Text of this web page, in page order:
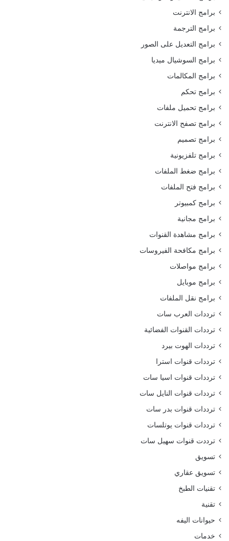
برامج الانترنت
برامج الترجمة
برامج التعديل على الصور
برامج السوشيال ميديا
برامج المكالمات
برامج تحكم
برامج تحميل ملفات
برامج تصفح الانترنت
برامج تصميم
برامج تلفزيونية
برامج ضغط الملفات
برامج فتح الملفات
برامج كمبيوتر
برامج مجانية
برامج مشاهدة القنوات
برامج مكافحة الفيروسات
برامج مواصلات
برامج موبايل
برامج نقل الملفات
ترددات العرب سات
ترددات القنوات الفضائية
ترددات الهوت بيرد
ترددات قنوات استرا
ترددات قنوات اسيا سات
ترددات قنوات النايل سات
ترددات قنوات بدر سات
ترددات قنوات يوتلسات
ترددت قنوات سهيل سات
تسويق
تسويق عقاري
تقنيات الطبخ
تقنية
حيوانات اليفه
خدمات